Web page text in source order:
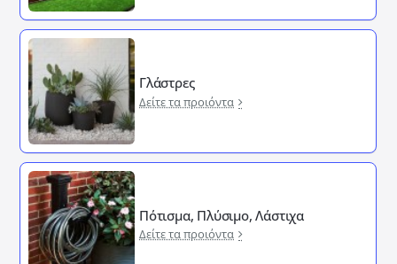
Γλάστρες
Δείτε τα προιόντα
Πότισμα, Πλύσιμο, Λάστιχα
Δείτε τα προιόντα